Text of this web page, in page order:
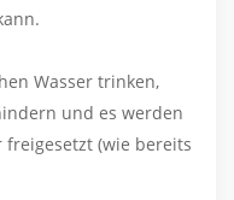
Wasser trinken,
und es werden
(wie bereits